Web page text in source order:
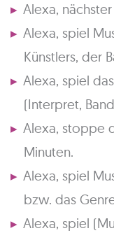
Alexa,
Alexa, spiel
Künstlers, der
Alexa, spiel
(Interpret,
Alexa, stoppe
Minuten.
Alexa, spiel
bzw. das
Alexa, spiel